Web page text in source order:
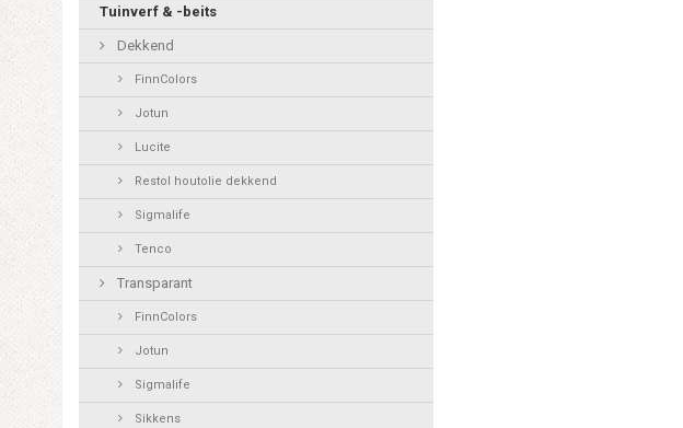
Tuinverf & -beits
Dekkend
FinnColors
Jotun
Lucite
Restol houtolie dekkend
Sigmalife
Tenco
Transparant
FinnColors
Jotun
Sigmalife
Sikkens